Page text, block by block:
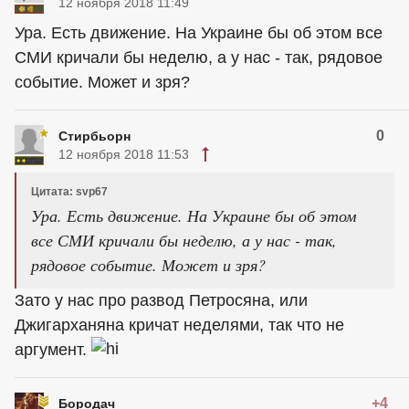
Ура. Есть движение. На Украине бы об этом все
СМИ кричали бы неделю, а у нас - так, рядовое
событие. Может и зря?
Стирбьорн 0
12 ноября 2018 11:53
Цитата: svp67
Ура. Есть движение. На Украине бы об этом
все СМИ кричали бы неделю, а у нас - так,
рядовое событие. Может и зря?
Зато у нас про развод Петросяна, или
Джигарханяна кричат неделями, так что не
аргумент.
Бородач +4